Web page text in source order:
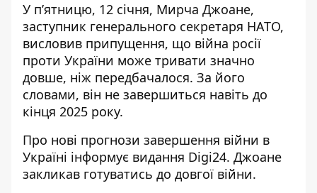
У п’ятницю, 12 січня, Мирча Джоане,
заступник генерального секретаря НАТО,
висловив припущення, що війна росії
проти України може тривати значно
довше, ніж передбачалося. За його
словами, він не завершиться навіть до
кінця 2025 року.
Про нові прогнози завершення війни в
Україні інформує видання Digi24. Джоане
закликав готуватись до довгої війни.